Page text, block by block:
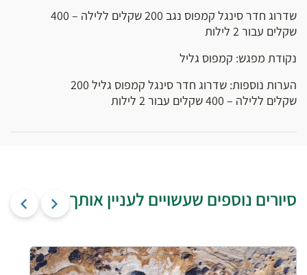
שדרוג חדר סינגל קמפוס נגב 200 שקלים ללילה – 400
שקלים עבור 2 לילות
נקודת מפגש: קמפוס גליל
הערות נוספות: שדרוג חדר סינגל קמפוס גליל 200
שקלים ללילה – 400 שקלים עבור 2 לילות
סיורים נוספים שעשויים לעניין אותך